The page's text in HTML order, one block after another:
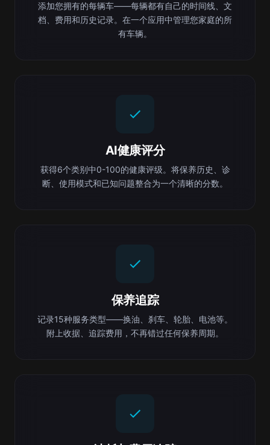
添加您拥有的每辆车——每辆都有自己的时间线、文
档、费用和历史记录。在一个应用中管理您家庭的所
有车辆。
AI健康评分
获得6个类别中0-100的健康评级。将保养历史、诊
断、使用模式和已知问题整合为一个清晰的分数。
保养追踪
记录15种服务类型——换油、刹车、轮胎、电池等。
附上收据、追踪费用，不再错过任何保养周期。